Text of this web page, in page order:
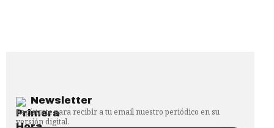
Newsletter
Regístrate para recibir a tu email nuestro periódico en su
versión digital.